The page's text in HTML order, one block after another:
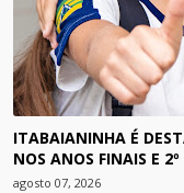
ITABAIANINHA É
NOS ANOS FINAIS E
agosto 07, 2026